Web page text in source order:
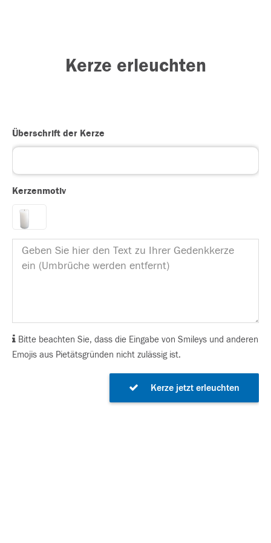
Kerze erleuchten
Überschrift der Kerze
Kerzenmotiv
Bitte beachten Sie, dass die Eingabe von Smileys und anderen
Emojis aus Pietätsgründen nicht zulässig ist.
Kerze jetzt erleuchten